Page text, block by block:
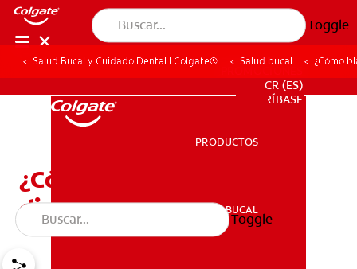
Toggle
SALUD BUCAL
CR (ES)
SUSCRÍBASE
PRODUCTOS
SALUD BUCAL
Toggle
Salud Bucal y Cuidado Dental | Colgate® Salud bucal ¿Cómo
¿Cómo blanquearse los
dientes con brackets?